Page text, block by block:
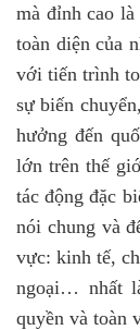
mà đỉnh cao
toàn diện của
với tiến trình
sự biến
hưởng đến
lớn trên thế
tác động đặc
nói chung và
vực: kinh tế,
ngoại… nhất
quyền và toàn